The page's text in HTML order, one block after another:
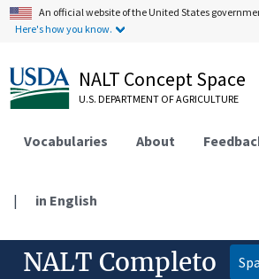
An official website of the United States
Here's how you know.
NALT Concept Space
U.S. DEPARTMENT OF AGRICULTURE
Vocabularies About
| in English
NALT Completo